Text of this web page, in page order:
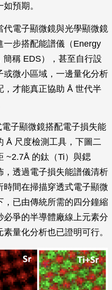
預期。
電子顯微鏡與光學顯微鏡
步搭配能譜儀（Energy
稱 EDS），甚至自行設
微小區域，一邊量化分析
才能真正協助 Å 世代半
子顯微鏡搭配電子損失能
Å 尺度檢測工具，下圖二
~2.7Å 的鈦（Ti）與鍶
，透過電子損失能譜儀清析
間在掃描穿透式電子顯微
已由傳統所需的四分鐘縮
爭的半導體廠線上元素分
量化分析也已證明可行。